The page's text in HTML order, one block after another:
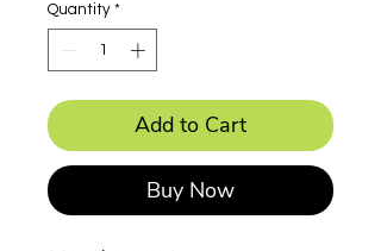
Quantity *
Add to Cart
Buy Now